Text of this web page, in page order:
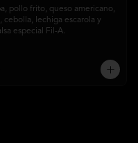
pollo frito, queso americano,
cebolla, lechiga escarola y
especial Fil-A.